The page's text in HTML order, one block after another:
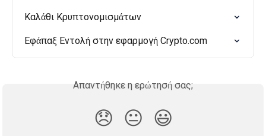
Καλάθι Κρυπτονομισμάτων
Εφάπαξ Εντολή στην εφαρμογή Crypto.com
Απαντήθηκε η ερώτησή σας;
😞 😐 😃